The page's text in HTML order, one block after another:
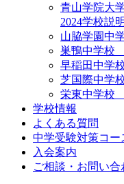
青山学院大
2024学校説
山脇学園中
巣鴨中学校
早稲田中学
芝国際中学
栄東中学校
学校情報
よくある質問
中学受験対策コー
入会案内
ご相談・お問い合